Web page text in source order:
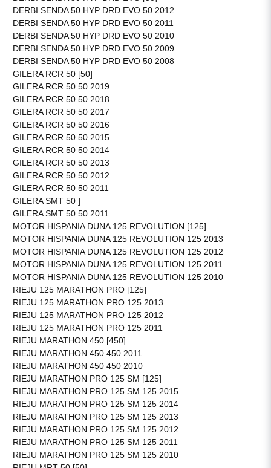
DERBI SENDA 50 HYP DRD EVO 50 2012
DERBI SENDA 50 HYP DRD EVO 50 2011
DERBI SENDA 50 HYP DRD EVO 50 2010
DERBI SENDA 50 HYP DRD EVO 50 2009
DERBI SENDA 50 HYP DRD EVO 50 2008
GILERA RCR 50 [50]
GILERA RCR 50 50 2019
GILERA RCR 50 50 2018
GILERA RCR 50 50 2017
GILERA RCR 50 50 2016
GILERA RCR 50 50 2015
GILERA RCR 50 50 2014
GILERA RCR 50 50 2013
GILERA RCR 50 50 2012
GILERA RCR 50 50 2011
GILERA SMT 50 ]
GILERA SMT 50 50 2011
MOTOR HISPANIA DUNA 125 REVOLUTION [125]
MOTOR HISPANIA DUNA 125 REVOLUTION 125 2013
MOTOR HISPANIA DUNA 125 REVOLUTION 125 2012
MOTOR HISPANIA DUNA 125 REVOLUTION 125 2011
MOTOR HISPANIA DUNA 125 REVOLUTION 125 2010
RIEJU 125 MARATHON PRO [125]
RIEJU 125 MARATHON PRO 125 2013
RIEJU 125 MARATHON PRO 125 2012
RIEJU 125 MARATHON PRO 125 2011
RIEJU MARATHON 450 [450]
RIEJU MARATHON 450 450 2011
RIEJU MARATHON 450 450 2010
RIEJU MARATHON PRO 125 SM [125]
RIEJU MARATHON PRO 125 SM 125 2015
RIEJU MARATHON PRO 125 SM 125 2014
RIEJU MARATHON PRO 125 SM 125 2013
RIEJU MARATHON PRO 125 SM 125 2012
RIEJU MARATHON PRO 125 SM 125 2011
RIEJU MARATHON PRO 125 SM 125 2010